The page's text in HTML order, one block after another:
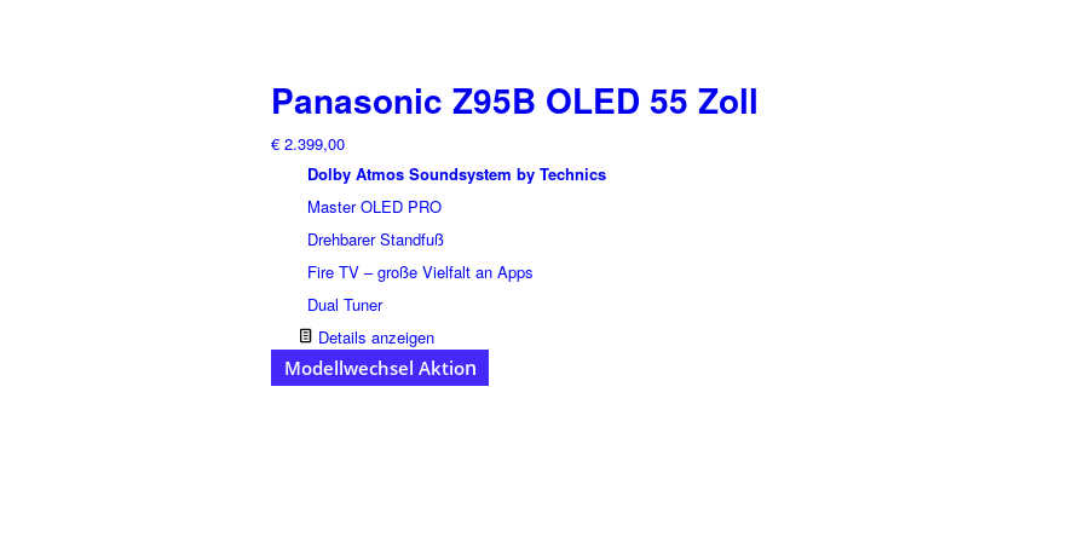
Panasonic Z95B OLED 55 Zoll
€ 2.399,00
Dolby Atmos Soundsystem by Technics
Master OLED PRO
Drehbarer Standfuß
Fire TV – große Vielfalt an Apps
Dual Tuner
Details anzeigen
Modellwechsel Aktion